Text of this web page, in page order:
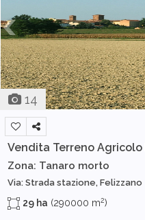
14
Vendita Terreno Agricolo
Zona: Tanaro morto
Via: Strada stazione, Felizzano
29 ha (290000 m2)